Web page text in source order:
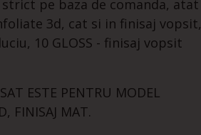
strict pe baza de comanda, atat
3d, cat si in finisaj vopsit,
10 GLOSS - finisaj vopsit
ESTE PENTRU MODEL
FINISAJ MAT.